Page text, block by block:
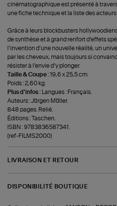
cinématographique est présenté à
une fiche technique et la liste des acteurs
Grâce à leurs blockbusters
de synthèse et à grand renfort d’effets
l’invention d’une nouvelle réalité, un
par les cheveux, mais toujours si
résister à l’envie d’y plonger.
Taille & Coupe :19,6 x 25,5 cm.
Poids : 2,60 kg.
Plus d'infos : Langues : Français.
Auteurs : Jürgen Müller.
848 pages. Relié.
Éditions : Taschen.
ISBN : 9783836587341.
(ref-FILMS2000)
LIVRAISON ET RETOUR
DISPONIBILITÉ BOUTIQUE